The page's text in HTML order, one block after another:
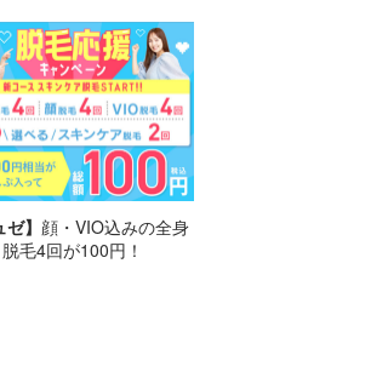
ゼ】 顔・VIO込みの全身
脱毛4回が100円！